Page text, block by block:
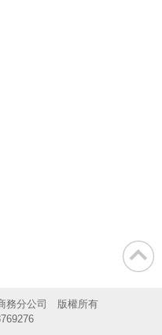
務分公司 版權所有